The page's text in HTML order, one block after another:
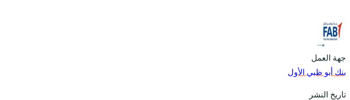
جهة العمل
بنك أبو ظبي الأول
تاريخ النشر